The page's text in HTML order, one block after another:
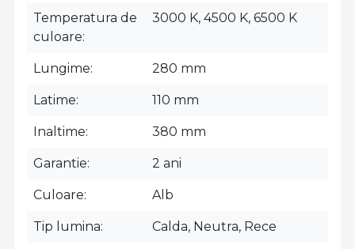
Temperatura de
culoare
3000 K, 4500 K, 6500 K
Lungime 280 mm
Latime 110 mm
Inaltime 380 mm
Garantie 2 ani
Culoare Alb
Tip lumina Calda, Neutra, Rece